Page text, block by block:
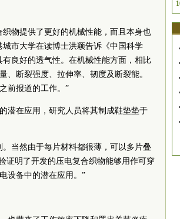
物提供了更好的机械性能，而且本身也
市大学在读博士洪颖告诉《中国科学
良好的透气性。在机械性能方面，相比
、断裂强度、拉伸率、韧度及断裂能。
前报道的工作。”
潜在应用，研究人员将其制成鞋垫垫于
当然由于每片材料都很薄，可以多片叠
证明了开发的压电复合织物能够用作可穿
设备中的潜在应用。”